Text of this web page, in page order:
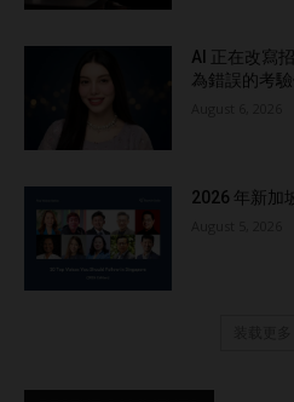
AI 正在改寫
為錯誤的考驗
2026 年新加